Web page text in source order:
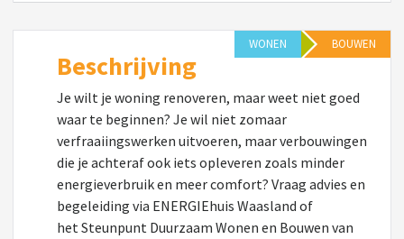
WONEN BOUWEN
Beschrijving
Je wilt je woning renoveren, maar weet niet goed
waar te beginnen? Je wil niet zomaar
verfraaiingswerken uitvoeren, maar verbouwingen
die je achteraf ook iets opleveren zoals minder
energieverbruik en meer comfort? Vraag advies en
begeleiding via ENERGIEhuis Waasland of
het Steunpunt Duurzaam Wonen en Bouwen van